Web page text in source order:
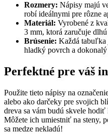
Rozmery: Nápisy majú
robí ideálnymi pre rôzne
Materiál: Vyrobené z
3 mm, ktorá zaručuje
Brúsenie: Každá tabuľka
hladký povrch a
Perfektné pre váš
Použite tieto nápisy na
alebo ako darčeky pre svojich
dreva sa vám budú skvele
Môžete ich umiestniť na steny,
sa medze nekladú!